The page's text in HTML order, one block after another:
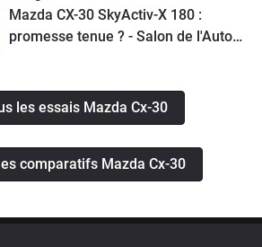
Mazda CX-30 SkyActiv-X 180 :
promesse tenue ? - Salon de l'Auto
les essais Mazda Cx-30
comparatifs Mazda Cx-30